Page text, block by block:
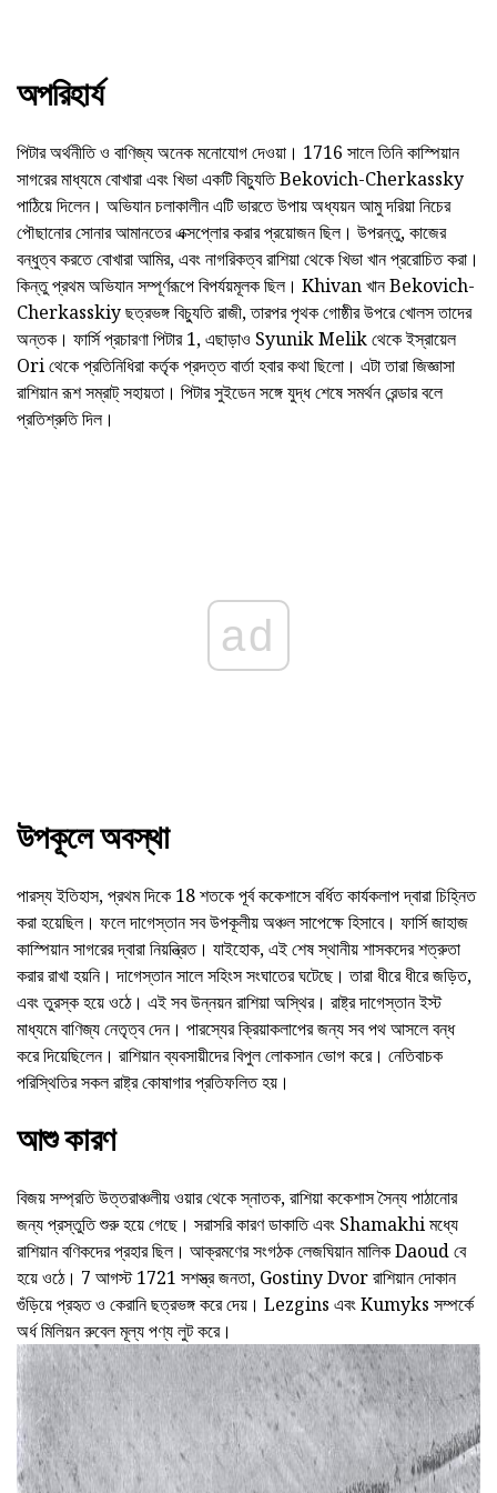
অপরিহার্য
পিটার অর্থনীতি ও বাণিজ্য অনেক মনোযোগ দেওয়া। 1716 সালে তিনি কাস্পিয়ান
সাগরের মাধ্যমে বোখারা এবং খিভা একটি বিচু্যতি Bekovich-Cherkassky
পাঠিয়ে দিলেন। অভিযান চলাকালীন এটি ভারতে উপায় অধ্যয়ন আমু দরিয়া নিচের
পৌছানোর সোনার আমানতের এক্সপ্লোর করার প্রয়োজন ছিল। উপরন্তু, কাজের
বন্ধুত্ব করতে বোখারা আমির, এবং নাগরিকত্ব রাশিয়া থেকে খিভা খান প্ররোচিত করা।
কিন্তু প্রথম অভিযান সম্পূর্ণরূপে বিপর্যয়মূলক ছিল। Khivan খান Bekovich-
Cherkasskiy ছত্রভঙ্গ বিচু্যতি রাজী, তারপর পৃথক গোষ্ঠীর উপরে খোলস তাদের
অন্তক। ফার্সি প্রচারণা পিটার 1, এছাড়াও Syunik Melik থেকে ইস্রায়েল
Ori থেকে প্রতিনিধিরা কর্তৃক প্রদত্ত বার্তা হবার কথা ছিলো। এটা তারা জিজ্ঞাসা
রাশিয়ান রূশ সম্রাট্ সহায়তা। পিটার সুইডেন সঙ্গে যুদ্ধ শেষে সমর্থন রেন্ডার বলে
প্রতিশ্রুতি দিল।
ad
উপকূলে অবস্থা
পারস্য ইতিহাস, প্রথম দিকে 18 শতকে পূর্ব ককেশাসে বর্ধিত কার্যকলাপ দ্বারা চিহ্নিত
করা হয়েছিল। ফলে দাগেস্তান সব উপকূলীয় অঞ্চল সাপেক্ষে হিসাবে। ফার্সি জাহাজ
কাস্পিয়ান সাগরের দ্বারা নিয়ন্ত্রিত। যাইহোক, এই শেষ স্থানীয় শাসকদের শত্রুতা
করার রাখা হয়নি। দাগেস্তান সালে সহিংস সংঘাতের ঘটেছে। তারা ধীরে ধীরে জড়িত,
এবং তুরস্ক হয়ে ওঠে। এই সব উন্নয়ন রাশিয়া অস্থির। রাষ্ট্র দাগেস্তান ইস্ট
মাধ্যমে বাণিজ্য নেতৃত্ব দেন। পারস্যের ক্রিয়াকলাপের জন্য সব পথ আসলে বন্ধ
করে দিয়েছিলেন। রাশিয়ান ব্যবসায়ীদের বিপুল লোকসান ভোগ করে। নেতিবাচক
পরিস্থিতির সকল রাষ্ট্র কোষাগার প্রতিফলিত হয়।
আশু কারণ
বিজয় সম্প্রতি উত্তরাঞ্চলীয় ওয়ার থেকে স্নাতক, রাশিয়া ককেশাস সৈন্য পাঠানোর
জন্য প্রস্তুতি শুরু হয়ে গেছে। সরাসরি কারণ ডাকাতি এবং Shamakhi মধ্যে
রাশিয়ান বণিকদের প্রহার ছিল। আক্রমণের সংগঠক লেজঘিয়ান মালিক Daoud বে
হয়ে ওঠে। 7 আগস্ট 1721 সশস্ত্র জনতা, Gostiny Dvor রাশিয়ান দোকান
গুঁড়িয়ে প্রহৃত ও কেরানি ছত্রভঙ্গ করে দেয়। Lezgins এবং Kumyks সম্পর্কে
অর্ধ মিলিয়ন রুবেল মূল্য পণ্য লুট করে।